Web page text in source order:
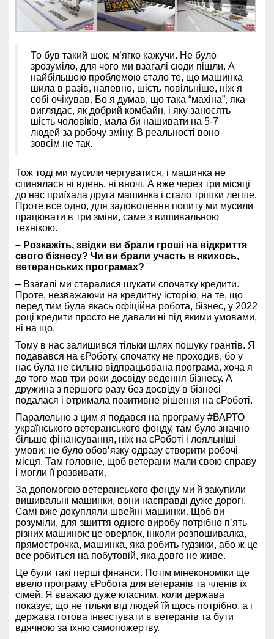
То був такий шок, м’ягко кажучи. Не було
зрозуміло, для чого ми взагалі сюди пішли. А
найбільшою проблемою стало те, що машинка
шила в разів, напевно, шість повільніше, ніж я
собі очікував. Бо я думав, що така “махіна”, яка
виглядає, як добрий комбайн, і яку заносять
шість чоловіків, мала би нашивати на 5-7
людей за робочу зміну. В реальності воно
зовсім не так.
Тож тоді ми мусили чергуватися, і машинка не
спинялася ні вдень, ні вночі. А вже через три місяці
до нас приїхала друга машинка і стало трішки легше.
Проте все одно, для задоволення попиту ми мусили
працювати в три зміни, саме з вишивальною
технікою.
– Розкажіть, звідки ви брали гроші на відкриття
свого бізнесу? Чи ви брали участь в якихось,
ветеранських програмах?
– Взагалі ми старалися шукати спочатку кредити.
Проте, незважаючи на кредитну історію, на те, що
перед тим була якась офіційна робота, бізнес, у 2022
році кредити просто не давали ні під якими умовами,
ні на що.
Тому в нас залишився тільки шлях пошуку грантів. Я
подавався на єРоботу, спочатку не проходив, бо у
нас була не сильно відпрацьована програма, хоча я
до того мав три роки досвіду ведення бізнесу. А
дружина з першого разу без досвіду в бізнесі
подалася і отримала позитивне рішення на єРоботі.
Паралельно з цим я подався на програму #ВАРТО
українського ветеранського фонду, там було значно
більше фінансування, ніж на єРоботі і лояльніші
умови: не було обов’язку одразу створити робочі
місця. Там головне, щоб ветерани мали свою справу
і могли її розвивати.
За допомогою ветеранського фонду ми й закупили
вишивальні машинки, вони насправді дуже дорогі.
Самі вже докупляли швейні машинки. Щоб ви
розуміли, для зшиття одного виробу потрібно п’ять
різних машинок: це оверлок, інколи розпошивалка,
прямострочка, машинка, яка робить гудзики, або ж це
все робиться на побутовій, яка довго не живе.
Це були такі перші фінанси. Потім мінекономіки ще
ввело програму єРобота для ветеранів та членів їх
сімей. Я вважаю дуже класним, коли держава
показує, що не тільки від людей їй щось потрібно, а і
держава готова інвестувати в ветеранів та бути
вдячною за їхню самопожертву.